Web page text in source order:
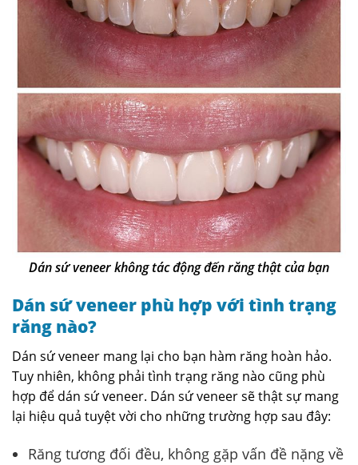
Dán sứ veneer không tác động đến răng thật của bạn
Dán sứ veneer phù hợp với tình trạng
răng nào?
Dán sứ veneer mang lại cho bạn hàm răng hoàn hảo.
Tuy nhiên, không phải tình trạng răng nào cũng phù
hợp để dán sứ veneer. Dán sứ veneer sẽ thật sự mang
lại hiệu quả tuyệt vời cho những trường hợp sau đây:
Răng tương đối đều, không gặp vấn đề nặng về